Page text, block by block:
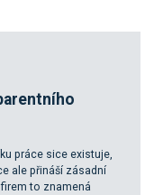
práce sice existuje,
ale přináší zásadní
to znamená